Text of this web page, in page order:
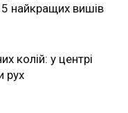
найкращих вишів
колій: у центрі
рух